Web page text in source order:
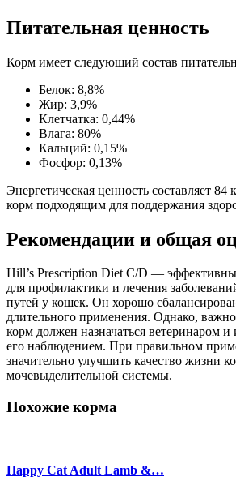
Питательная ценность
Корм имеет следующий состав
Белок: 8,8%
Жир: 3,9%
Клетчатка: 0,44%
Влага: 80%
Кальций: 0,15%
Фосфор: 0,13%
Энергетическая ценность составляет 84
корм подходящим для поддержания
Рекомендации и общая
Hill’s Prescription Diet C/D —
для профилактики и лечения
путей у кошек. Он хорошо
длительного применения. Однако,
корм должен назначаться ветеринаром и
его наблюдением. При правильном
значительно улучшить качество жизни
мочевыделительной системы.
Похожие корма
Happy Cat Adult Lamb &…